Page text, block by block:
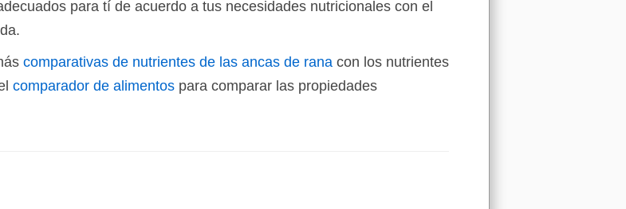
para tí de acuerdo a tus necesidades nutricionales con el
comparativas de nutrientes de las ancas de rana con los nutrientes
comparador de alimentos para comparar las propiedades